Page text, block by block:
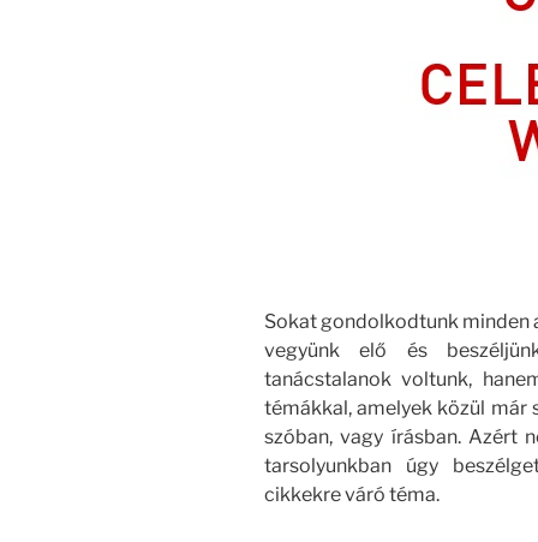
Sokat gondolkodtunk minden
vegyünk elő és
tanácstalanok voltunk,
témákkal, amelyek közül
szóban, vagy írásban. Azért
tarsolyunkban úgy
cikkekre váró téma.